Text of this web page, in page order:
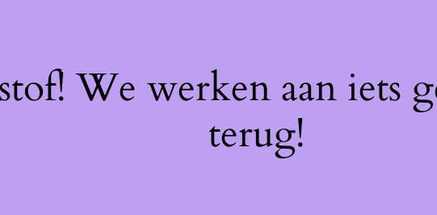
We werken aan iets
terug!